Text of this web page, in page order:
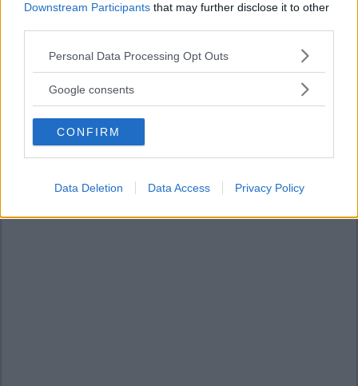
Downstream Participants that may further disclose it to other
Please note that this website/app uses one or more Google
not limited to your visit or usage behaviour. You may click to
use your data for below specified purposes in below Google
consent section.
Personal Data Processing Opt Outs
Google consents
CONFIRM
Data Deletion Data Access Privacy Policy